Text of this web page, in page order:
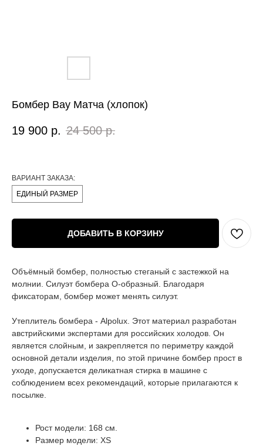
Бомбер Вау Матча (хлопок)
19 900 р. 24 500 р.
ВАРИАНТ ЗАКАЗА:
ЕДИНЫЙ РАЗМЕР
ДОБАВИТЬ В КОРЗИНУ
Объёмный бомбер, полностью стеганый с застежкой на
молнии. Силуэт бомбера О-образный. Благодаря
фиксаторам, бомбер может менять силуэт.
Утеплитель бомбера - Alpolux. Этот материал разработан
австрийскими экспертами для российских холодов. Он
является слойным, и закрепляется по периметру каждой
основной детали изделия, по этой причине бомбер прост в
уходе, допускается деликатная стирка в машине с
соблюдением всех рекомендаций, которые прилагаются к
посылке.
Рост модели: 168 см.
Размер модели: XS